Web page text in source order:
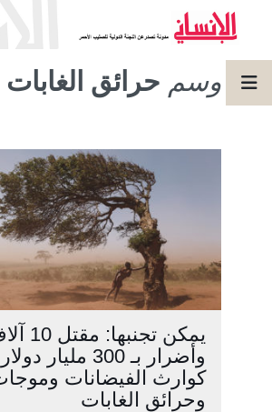
وسم حرائق الغابات
يمكن تجنبها:
وأضرار بـ 300
كوارث الفيضانات
وحرائق الغابات